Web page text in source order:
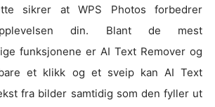
sikrer at WPS Photos forbedrer
din. Blant de mest
funksjonene er AI Text Remover og
et klikk og et sveip kan AI Text
fra bilder samtidig som den fyller ut